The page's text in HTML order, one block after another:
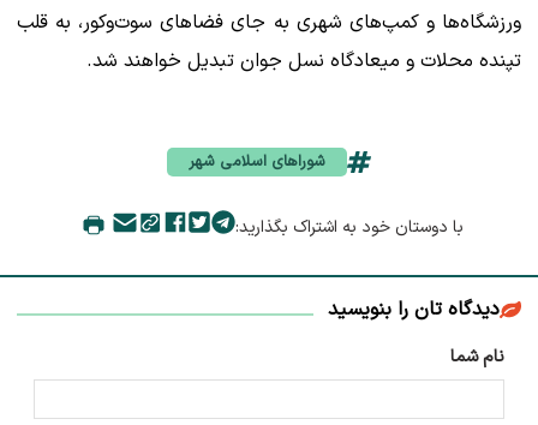
ورزشگاه‌ها و کمپ‌های شهری به جای فضاهای سوت‌وکور، به قلب
تپنده محلات و میعادگاه نسل جوان تبدیل خواهند شد.
شوراهای اسلامی شهر
با دوستان خود به اشتراک بگذارید:
دیدگاه تان را بنویسید
نام شما